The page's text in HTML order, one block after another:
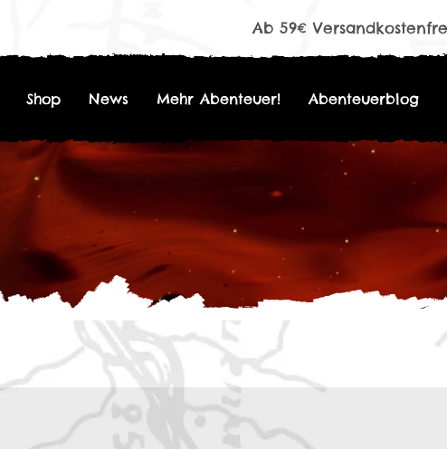
Ab 59€
Shop News Mehr Abenteuer! Abenteuerblog